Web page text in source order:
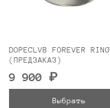
DOPECLVB FOREVER RING
(ПРЕДЗАКАЗ)
9 900 ₽
Выбрать